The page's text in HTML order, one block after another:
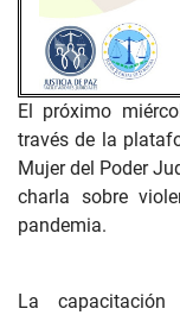
El próximo
través de la
Mujer del Poder
charla sobre
pandemia.
La